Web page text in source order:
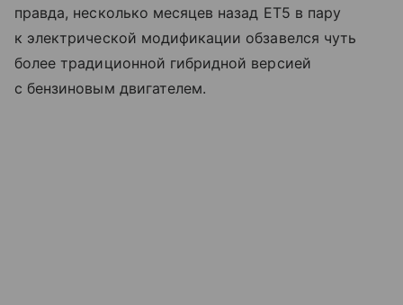
правда, несколько месяцев назад ЕТ5 в пару
к электрической модификации обзавелся чуть
более традиционной гибридной версией
с бензиновым двигателем.